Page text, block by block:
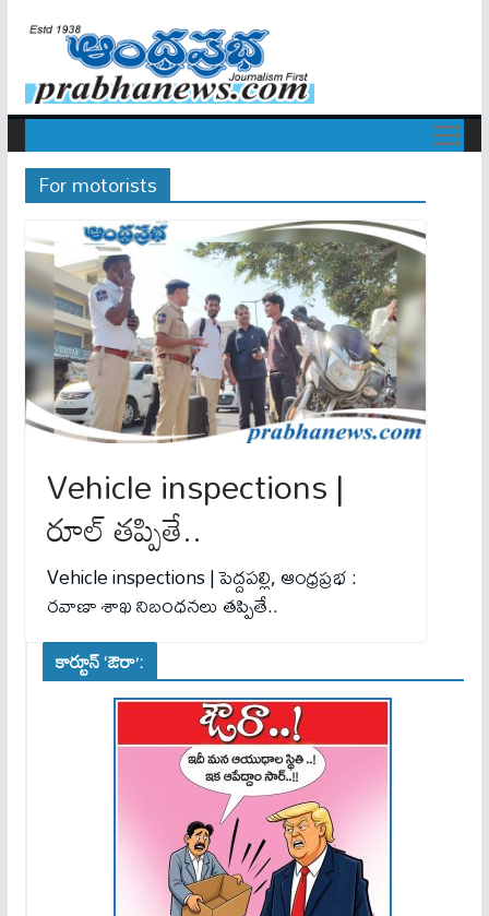
For motorists
Vehicle inspections |
రూల్ తప్పితే..
Vehicle inspections | పెద్దపల్లి, ఆంధ్రప్రభ :
రవాణా శాఖ నిబంధనలు తప్పితే..
కార్టూన్ ‘ఔరా’: